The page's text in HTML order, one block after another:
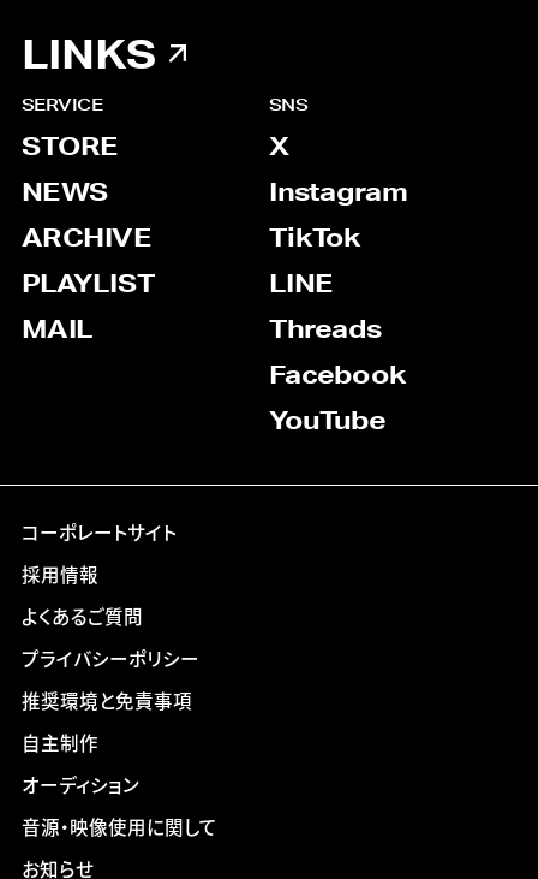
LINKS
SERVICE
STORE
NEWS
ARCHIVE
PLAYLIST
MAIL
SNS
X
Instagram
TikTok
LINE
Threads
Facebook
YouTube
コーポレートサイト
採用情報
よくあるご質問
プライバシーポリシー
推奨環境と免責事項
自主制作
オーディション
音源・映像使用に関して
お知らせ